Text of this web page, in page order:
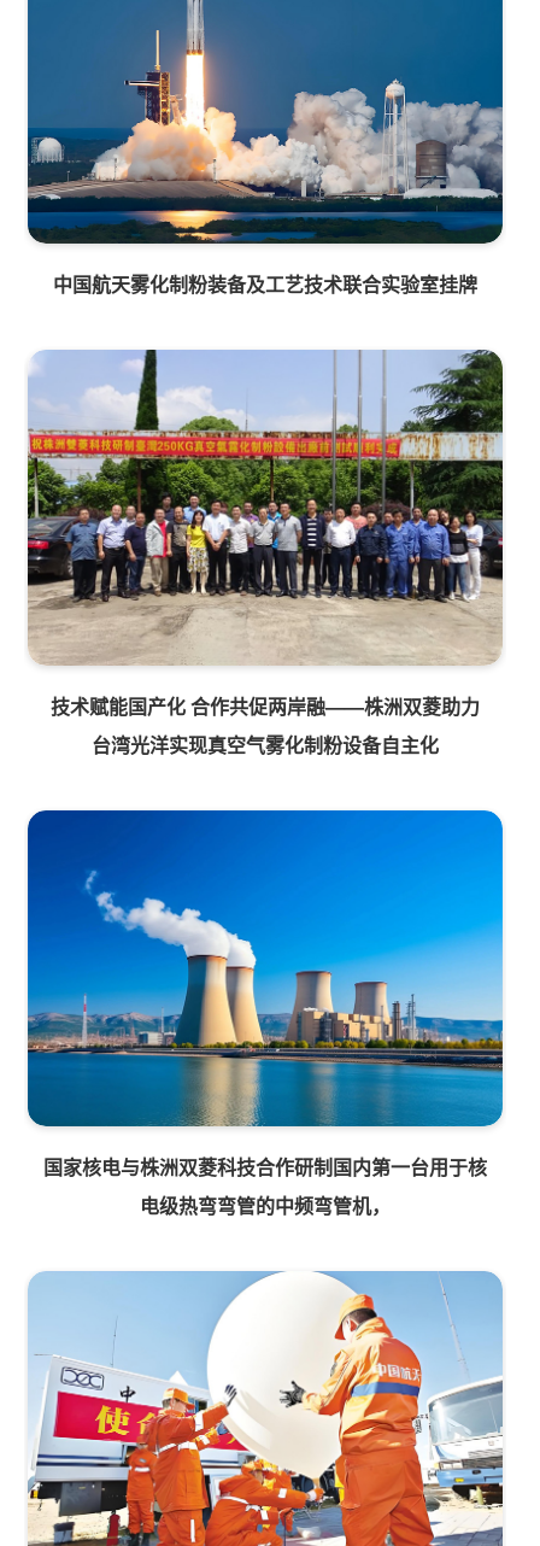
中国航天雾化制粉装备及工艺技术联合实验室挂牌
技术赋能国产化 合作共促两岸融——株洲双菱助力
台湾光洋实现真空气雾化制粉设备自主化
国家核电与株洲双菱科技合作研制国内第一台用于核
电级热弯弯管的中频弯管机，